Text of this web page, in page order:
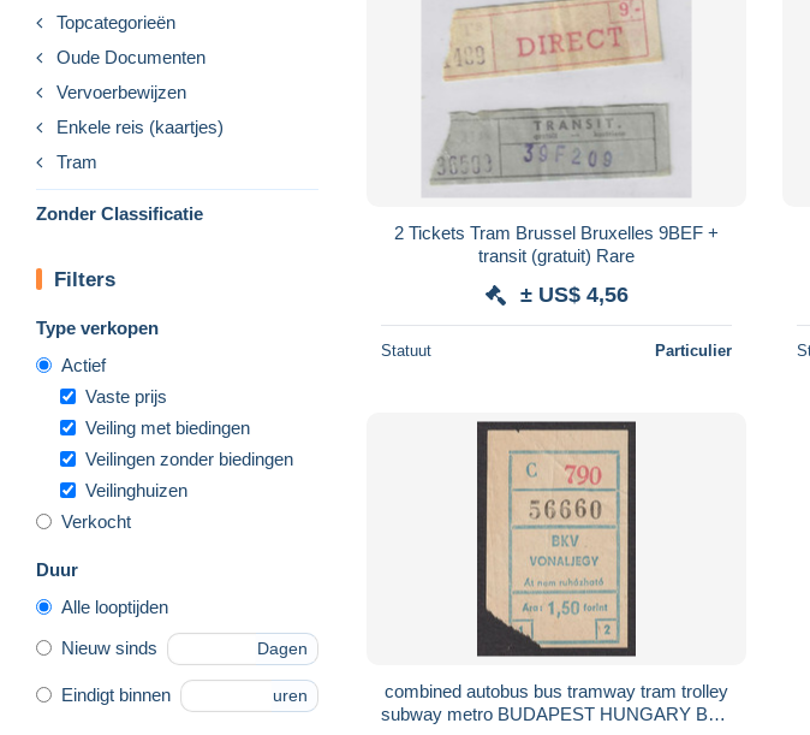
Topcategorieën
Oude Documenten
Vervoerbewijzen
Enkele reis (kaartjes)
Tram
Zonder Classificatie
Filters
Type verkopen
Actief
Vaste prijs
Veiling met biedingen
Veilingen zonder biedingen
Veilinghuizen
Verkocht
Duur
Alle looptijden
Nieuw sinds Dagen
Eindigt binnen uren
2 Tickets Tram Brussel Bruxelles 9BEF +
transit (gratuit) Rare
± US$ 4,56
Statuut Particulier
combined autobus bus tramway tram trolley
subway metro BUDAPEST HUNGARY BKV